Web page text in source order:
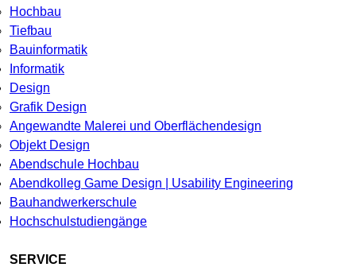
Hochbau
Tiefbau
Bauinformatik
Informatik
Design
Grafik Design
Angewandte Malerei und Oberflächendesign
Objekt Design
Abendschule Hochbau
Abendkolleg Game Design | Usability Engineering
Bauhandwerkerschule
Hochschulstudiengänge
SERVICE